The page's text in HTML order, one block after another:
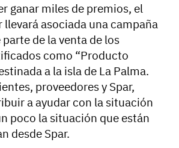
ganar miles de premios, el
llevará asociada una campaña
de la venta de los
como “Producto
a la isla de La Palma.
proveedores y Spar,
a ayudar con la situación
poco la situación que están
desde Spar.